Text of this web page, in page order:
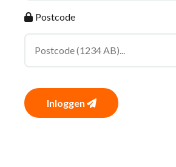
Postcode
Inloggen